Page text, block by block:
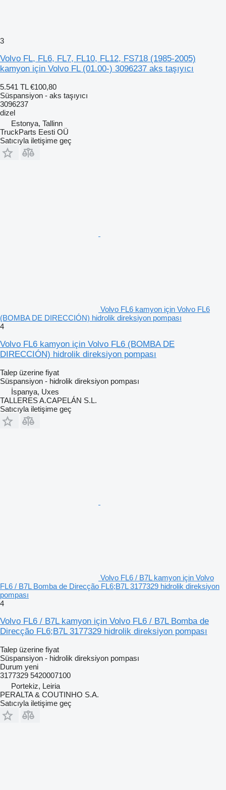
3
Volvo FL, FL6, FL7, FL10, FL12, FS718 (1985-2005)
kamyon için Volvo FL (01.00-) 3096237 aks taşıyıcı
5.541 TL €100,80
Süspansiyon - aks taşıyıcı
3096237
dizel
Estonya, Tallinn
TruckParts Eesti OÜ
Satıcıyla iletişime geç
Volvo FL6 kamyon için Volvo FL6
(BOMBA DE DIRECCIÓN) hidrolik direksiyon pompası
4
Volvo FL6 kamyon için Volvo FL6 (BOMBA DE
DIRECCIÓN) hidrolik direksiyon pompası
Talep üzerine fiyat
Süspansiyon - hidrolik direksiyon pompası
İspanya, Uxes
TALLERES A.CAPELÁN S.L.
Satıcıyla iletişime geç
Volvo FL6 / B7L kamyon için Volvo
FL6 / B7L Bomba de Direcção FL6;B7L 3177329 hidrolik direksiyon
pompası
4
Volvo FL6 / B7L kamyon için Volvo FL6 / B7L Bomba de
Direcção FL6;B7L 3177329 hidrolik direksiyon pompası
Talep üzerine fiyat
Süspansiyon - hidrolik direksiyon pompası
Durum yeni
3177329 5420007100
Portekiz, Leiria
PERALTA & COUTINHO S.A.
Satıcıyla iletişime geç